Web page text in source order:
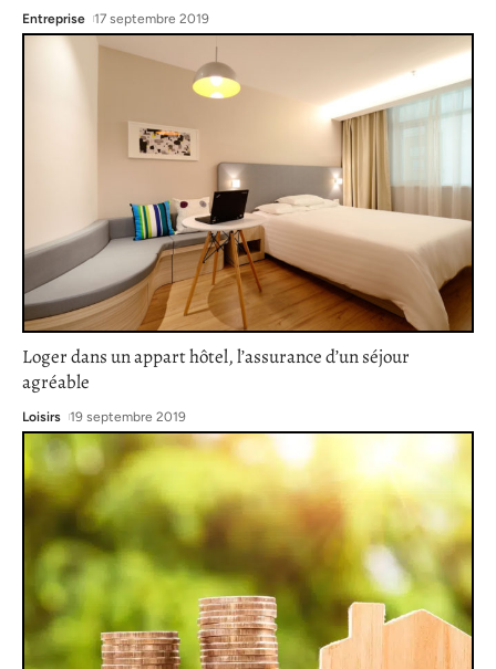
Entreprise 17 septembre 2019
Loger dans un appart hôtel, l’assurance d’un séjour
agréable
Loisirs 19 septembre 2019